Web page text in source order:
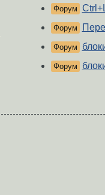
Форум
Форум
Форум
Форум